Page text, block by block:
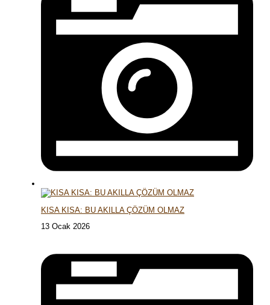
KISA KISA: BU AKILLA ÇÖZÜM OLMAZ
13 Ocak 2026